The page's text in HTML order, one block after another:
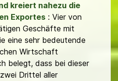
kreiert nahezu die
Exportes : Vier von
Geschäfte mit
eine sehr bedeutende
Wirtschaft
belegt, dass bei dieser
Drittel aller